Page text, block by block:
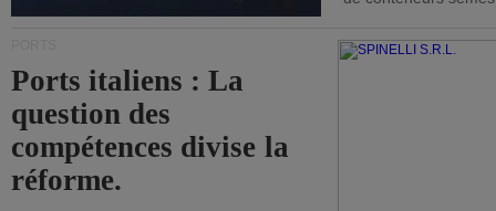
Ports italiens : La
question des
compétences divise la
réforme.